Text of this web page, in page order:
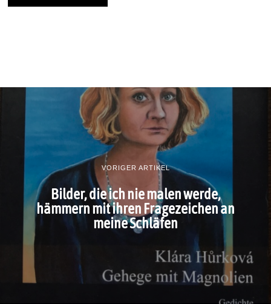
VORIGER ARTIKEL
Bilder, die ich nie malen werde,
hämmern mit ihren Fragezeichen an
meine Schläfen